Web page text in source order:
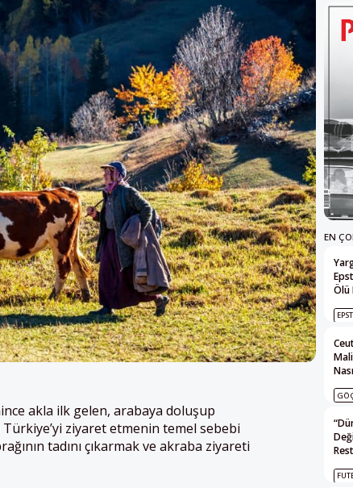
akla ilk gelen, arabaya doluşup
ziyaret etmenin temel sebebi
tadını çıkarmak ve akraba ziyareti
EN
Ölü